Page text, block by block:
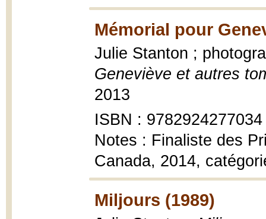
Mémorial pour
Julie Stanton ;
Geneviève et autres
2013
ISBN : 9782924277034
Notes : Finaliste des
Canada, 2014,
Miljours (1989)